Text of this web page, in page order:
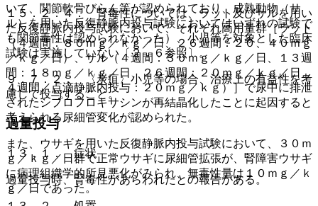
１５．２．４． 腎毒性については、ラット及びサルを用い
た反復静脈内投与試験において、それぞれ高用量群［ラット
（４週間：８０ｍｇ／ｋｇ／日、２６週間：２０、４０ｍｇ
／ｋｇ／日）、サル（４週間：３０ｍｇ／ｋｇ／日、１３週
間：１８ｍｇ／ｋｇ／日、２６週間：２０ｍｇ／ｋｇ／日、
４週間／点滴静脈内投与：２０ｍｇ／ｋｇ）］で尿中に排泄
されたシプロフロキサシンが再結晶化したことに起因すると
考えられる尿細管変化が認められた。
また、ウサギを用いた反復静脈内投与試験において、３０ｍ
ｇ／ｋｇ／日群で正常ウサギに尿細管拡張が、腎障害ウサギ
に病理組織学的所見悪化がみられ、無毒性量は１０ｍｇ／ｋ
ｇ／日であった。
いて、関節軟骨びらん等が認められており、成熟動物（サ
ル）を用いた反復静脈内投与試験においてはいずれの試験で
も関節毒性は認められなかった）、小児等を対象とした臨床
試験は実施していない〔２．６参照〕。
９．７．２． 〈炭疽〉小児等の場合、治療上の有益性を考
慮して投与すること。
過量投与
１３．１． 症状
過量投与時、腎毒性があらわれたとの報告がある。